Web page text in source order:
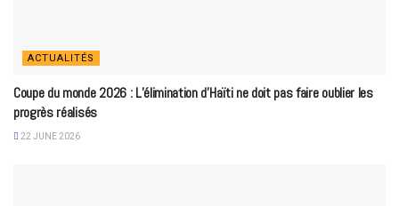
ACTUALITÉS
Coupe du monde 2026 : L’élimination d’Haïti ne doit pas faire oublier les
progrès réalisés
22 JUNE 2026